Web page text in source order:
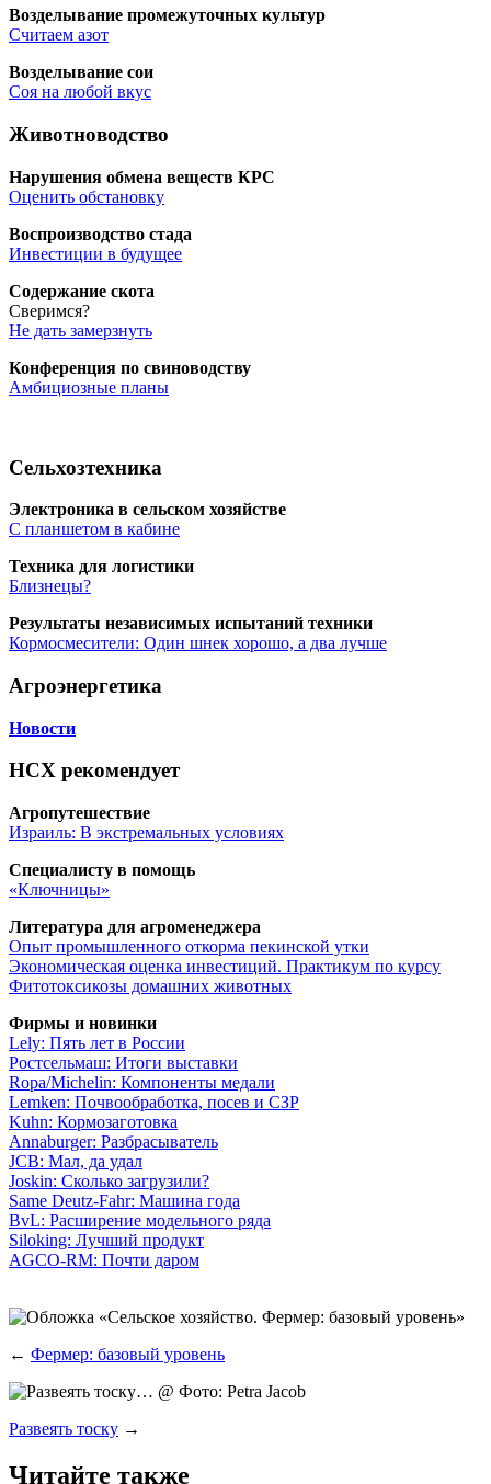
Воз­де­лы­ва­ние про­ме­жу­точ­ных культур
Счи­та­ем азот
Воз­де­лы­ва­ние сои
Соя на любой вкус
Животноводство
Нару­ше­ния обме­на веществ КРС
Оце­нить обстановку
Вос­про­из­вод­ство стада
Инве­сти­ции в будущее
Содер­жа­ние скота
Сверимся?
Не дать замерзнуть
Кон­фе­рен­ция по свиноводству
Амби­ци­оз­ные планы
Сельхозтехника
Элек­тро­ни­ка в сель­ском хозяйстве
С план­ше­том в кабине
Тех­ни­ка для логистики
Близ­не­цы?
Резуль­та­ты неза­ви­си­мых испы­та­ний техники
Кор­мо­сме­си­те­ли: Один шнек хоро­шо, а два лучше
Агроэнергетика
Ново­сти
НСХ рекомендует
Агро­пу­те­ше­ствие
Изра­иль: В экс­тре­маль­ных условиях
Спе­ци­а­ли­сту в помощь
«Ключ­ни­цы»
Лите­ра­ту­ра для агроменеджера
Опыт про­мыш­лен­но­го откор­ма пекин­ской утки
Эко­но­ми­че­ская оцен­ка инве­сти­ций. Прак­ти­кум по курсу
Фито­ток­си­ко­зы домаш­них животных
Фир­мы и новинки
Lely: Пять лет в России
Рост­сель­маш: Ито­ги выставки
Ropa/Michelin: Ком­по­нен­ты медали
Lemken: Поч­во­об­ра­бот­ка, посев и СЗР
Kuhn: Кор­мо­за­го­тов­ка
Annaburger: Раз­бра­сы­ва­тель
JCB: Мал, да удал
Joskin: Сколь­ко загрузили?
Same Deutz-Fahr: Маши­на года
BvL: Рас­ши­ре­ние модель­но­го ряда
Siloking: Луч­ший продукт
AGCO-RM: Почти даром
← Фермер: базовый уровень
Развеять тоску →
Читайте также